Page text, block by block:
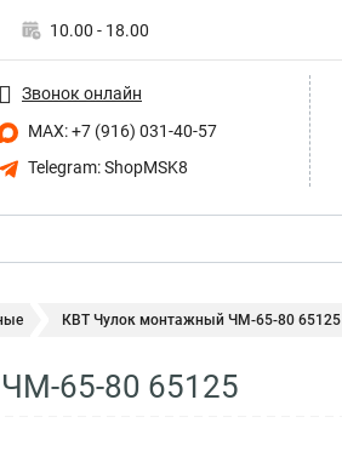
10.00 - 18.00
Звонок онлайн
MAX: +7 (916) 031-40-57
Telegram: ShopMSK8
КВТ Чулок монтажный ЧМ-65-80 65125
65-80 65125